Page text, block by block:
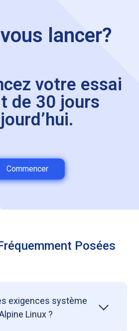
lancer?
votre essai
de 30 jours
Commencer
Posées
exigences système
Linux ?